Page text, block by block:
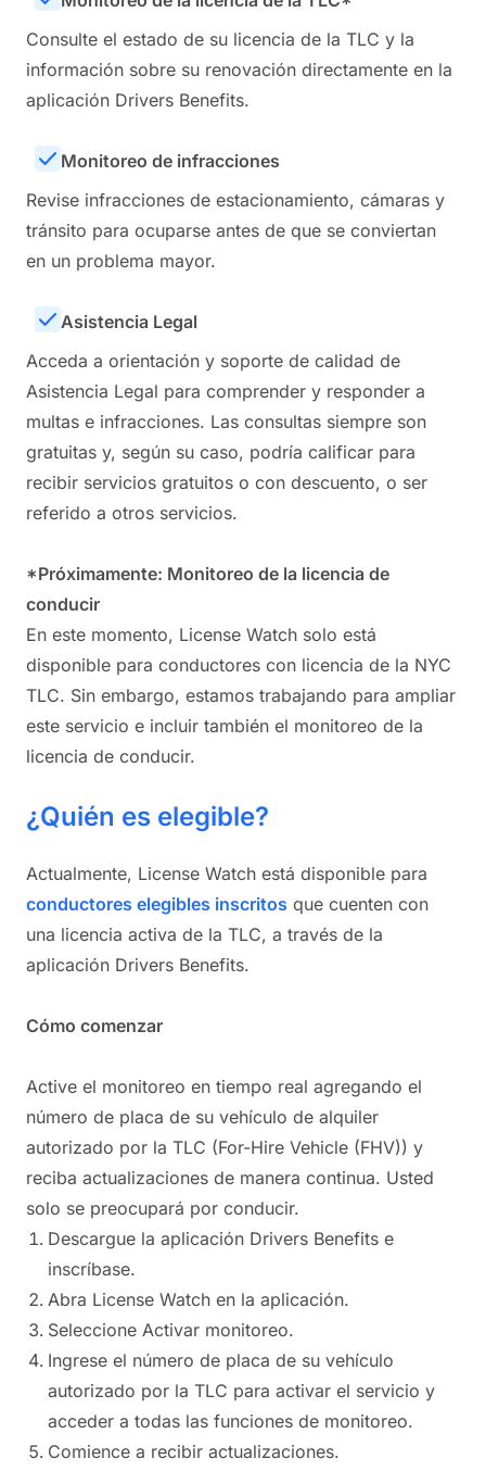
Consulte el estado de su licencia de la TLC y la
información sobre su renovación directamente en la
aplicación Drivers Benefits.
Monitoreo de infracciones
Revise infracciones de estacionamiento, cámaras y
tránsito para ocuparse antes de que se conviertan
en un problema mayor.
Asistencia Legal
Acceda a orientación y soporte de calidad de
Asistencia Legal para comprender y responder a
multas e infracciones. Las consultas siempre son
gratuitas y, según su caso, podría calificar para
recibir servicios gratuitos o con descuento, o ser
referido a otros servicios.
*Próximamente: Monitoreo de la licencia de
conducir
En este momento, License Watch solo está
disponible para conductores con licencia de la NYC
TLC. Sin embargo, estamos trabajando para ampliar
este servicio e incluir también el monitoreo de la
licencia de conducir.
¿Quién es elegible?
Actualmente, License Watch está disponible para
conductores elegibles inscritos que cuenten con
una licencia activa de la TLC, a través de la
aplicación Drivers Benefits.
Cómo comenzar
Active el monitoreo en tiempo real agregando el
número de placa de su vehículo de alquiler
autorizado por la TLC (For-Hire Vehicle (FHV)) y
reciba actualizaciones de manera continua. Usted
solo se preocupará por conducir.
Descargue la aplicación Drivers Benefits e
inscríbase.
Abra License Watch en la aplicación.
Seleccione Activar monitoreo.
Ingrese el número de placa de su vehículo
autorizado por la TLC para activar el servicio y
acceder a todas las funciones de monitoreo.
Comience a recibir actualizaciones.